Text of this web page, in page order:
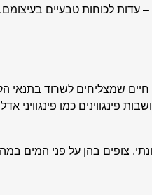
עדות לכוחות טבעיים בעיצומם.
שמצליחים לשרוד בתנאי
כמו פינגוויני
עונתי. צופים בהן על פני